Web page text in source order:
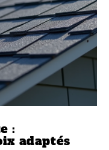
:
adaptés